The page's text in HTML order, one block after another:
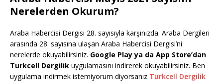
Nerelerden Okurum?
Araba Habercisi Dergisi 28. sayısıyla karşınızda. Araba Dergileri
arasında 28. sayısına ulaşan Araba Habercisi Dergisi’ni
nerelerde okuyabilirsiniz. Google Play ya da App Store’dan
Turkcell Dergilik uygulamasını indirerek okuyabilirsiniz. Ben
uygulama indirmek istemiyorum diyorsanız Turkcell Dergilik